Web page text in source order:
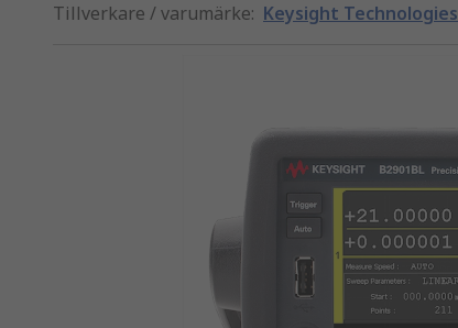
Tillverkare / varumärke: Keysight Technologies